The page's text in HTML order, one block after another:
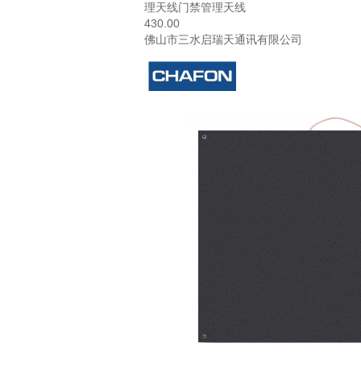
理天线门禁管理天线
430.00
佛山市三水启瑞天通讯有限公司